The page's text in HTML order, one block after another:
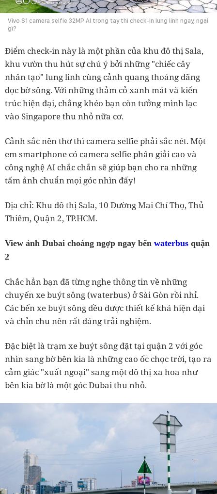
Vivo S1 camera selfie 32MP AI trong tay thì check-in lung linh ngay, ngại
gì?
Điểm check-in này là một phần của khu đô thị Sala,
khu vườn thu hút sự chú ý bởi những "chiếc cây
nhân tạo" lung linh cùng cảnh quang thoáng đãng
dọc bờ sông. Với những thảm cỏ xanh mát và kiến
trúc hiện đại, chẳng khéo bạn còn tưởng mình lạc
vào Singapore thu nhỏ nữa cơ.
Cảnh sắc nên thơ thì camera selfie phải sắc nét. Một
em smartphone có camera selfie phân giải cao và
công nghệ AI chắc chắn sẽ giúp bạn cho ra những
tấm ảnh chuẩn mọi góc nhìn đấy!
Địa chỉ: Khu đô thị Sala, 10 Đường Mai Chí Thọ, Thủ
Thiêm, Quận 2, TP.HCM.
View ảnh Dubai choáng ngợp ngay bến waterbus quận
2
Chắc hẳn bạn đã từng nghe thông tin về những
chuyến xe buýt sông (waterbus) ở Sài Gòn rồi nhỉ.
Các bến xe buýt sông đều được thiết kế khá hiện đại
và chỉn chu nên rất đáng trải nghiệm.
Đặc biệt là trạm xe buýt sông đặt tại quận 2 với góc
nhìn sang bờ bên kia là những cao ốc chọc trời, tạo ra
cảm giác "xuất ngoại" sang một đô thị xa hoa như
bên kia bờ là một góc Dubai thu nhỏ.